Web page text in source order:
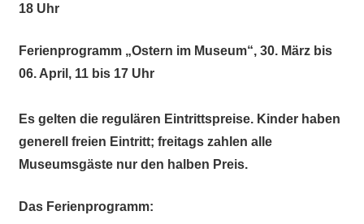
18 Uhr
Ferienprogramm „Ostern im Museum“, 30. März bis
06. April, 11 bis 17 Uhr
Es gelten die regulären Eintrittspreise. Kinder haben
generell freien Eintritt; freitags zahlen alle
Museumsgäste nur den halben Preis.
Das Ferienprogramm: